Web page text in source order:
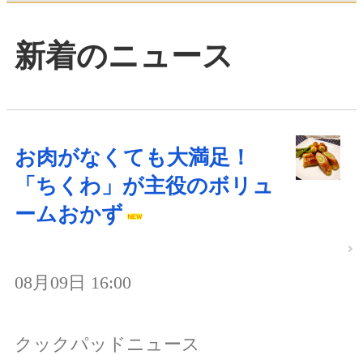
新着のニュース
お肉がなくても大満足！
「ちくわ」が主役のボリュ
ームおかず
08月09日 16:00
クックパッドニュース